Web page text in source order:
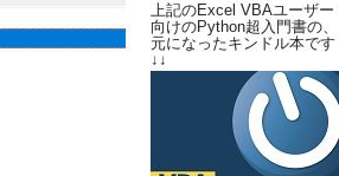
上記のExcel VBAユーザー
向けのPython超入門書の、
元になったキンドル本です
↓↓